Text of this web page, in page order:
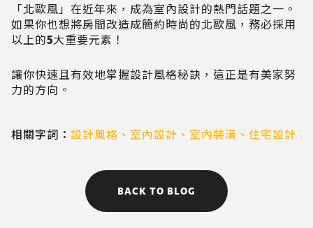
「北歐風」在近年來，成為室內設計的熱門話題之一。
如果你也想將房間改造成簡約時尚的北歐風，務必採用
以上的5大重要元素！
讓你快速且有效地掌握設計風格秘訣，這正是有美家努
力的方向。
相關字詞： 設計風格 、 室內設計 、 室內裝潢 、 住宅設計
BACK TO BLOG